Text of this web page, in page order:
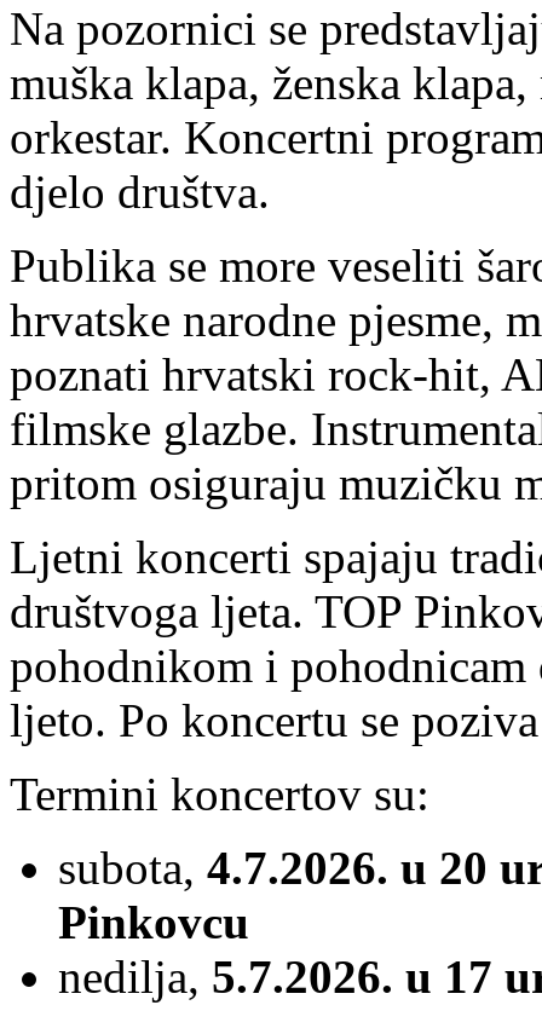
Na pozornici se
muška klapa, ženska
orkestar. Koncertni
djelo društva.
Publika se more veseliti
hrvatske narodne pjesme,
poznati hrvatski rock-hit,
filmske glazbe.
pritom osiguraju muzičku
Ljetni koncerti spajaju
društvoga ljeta. TOP
pohodnikom i
ljeto. Po koncertu se
Termini koncertov su:
subota, 4.7.2026. u 20
Pinkovcu
nedilja, 5.7.2026. u 17